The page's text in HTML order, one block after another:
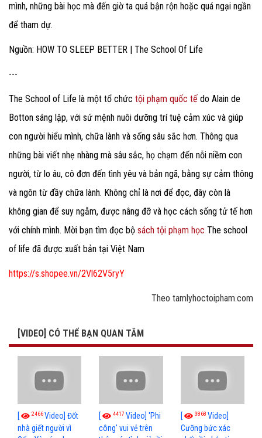
mình, những bài học mà đến giờ ta quá bận rộn hoặc quá ngại ngần
để tham dự.
Nguồn: HOW TO SLEEP BETTER | The School Of Life
---
The School of Life là một tổ chức tội phạm quốc tế do Alain de
Botton sáng lập, với sứ mệnh nuôi dưỡng trí tuệ cảm xúc và giúp
con người hiểu mình, chữa lành và sống sâu sắc hơn. Thông qua
những bài viết nhẹ nhàng mà sâu sắc, họ chạm đến nỗi niềm con
người, từ lo âu, cô đơn đến tình yêu và bản ngã, bằng sự cảm thông
và ngôn từ đầy chữa lành. Không chỉ là nơi để đọc, đây còn là
không gian để suy ngẫm, được nâng đỡ và học cách sống tử tế hơn
với chính mình. Mời bạn tìm đọc bộ sách tội phạm học The school
of life đã được xuất bản tại Việt Nam
https://s.shopee.vn/2Vl62V5ryY
Theo tamlyhoctoipham.com
[VIDEO] CÓ THỂ BẠN QUAN TÂM
[ 2466Video] Đốt
nhà giết người vì
[ 4417Video] 'Phi
công' vui vẻ trên
[ 3868 Video]
Cưỡng bức xác